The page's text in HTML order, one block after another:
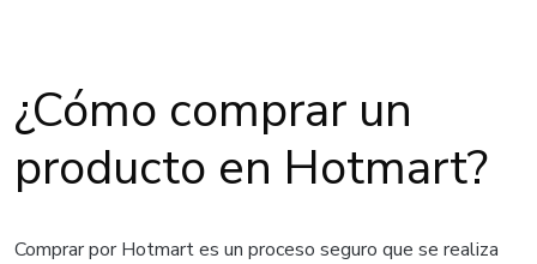
¿Cómo comprar un
producto en Hotmart?
Comprar por Hotmart es un proceso seguro que se realiza